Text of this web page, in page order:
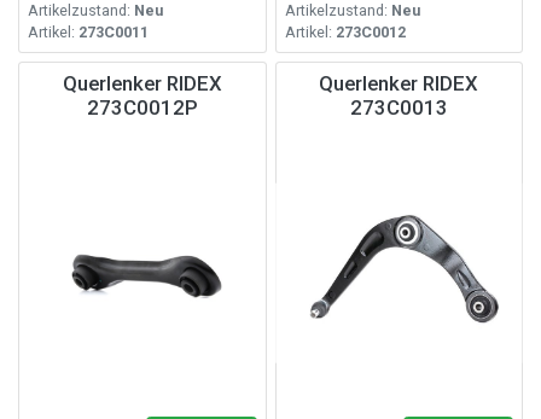
Artikelzustand: Neu
Artikel: 273C0011
Artikelzustand: Neu
Artikel: 273C0012
Querlenker RIDEX
273C0012P
Querlenker RIDEX
273C0013